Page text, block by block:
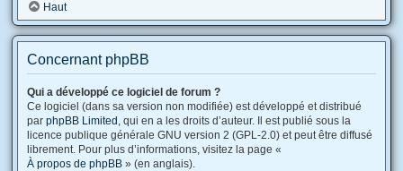
Haut
Concernant phpBB
Qui a développé ce logiciel de forum ?
Ce logiciel (dans sa version non modifiée) est développé et distribué
par phpBB Limited , qui en a les droits d’auteur. Il est publié sous la
licence publique générale GNU version 2 (GPL-2.0) et peut être diffusé
librement. Pour plus d’informations, visitez la page «
À propos de phpBB » (en anglais).